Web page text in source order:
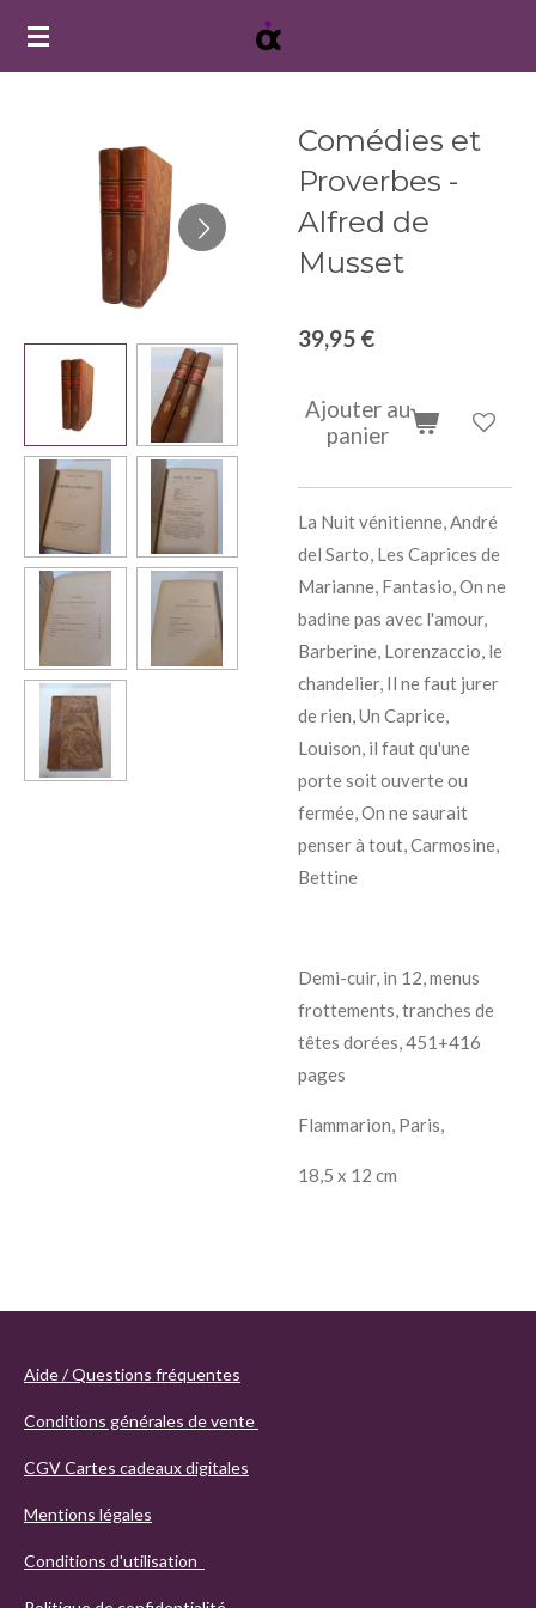
Passer
Comédies et
Proverbes -
Alfred de
Musset
39,95 €
Ajouter au
panier
La Nuit vénitienne, André
del Sarto, Les Caprices de
Marianne, Fantasio, On ne
badine pas avec l'amour,
Barberine, Lorenzaccio, le
chandelier, Il ne faut jurer
de rien, Un Caprice,
Louison, il faut qu'une
porte soit ouverte ou
fermée, On ne saurait
penser à tout, Carmosine,
Bettine
Demi-cuir, in 12, menus
frottements, tranches de
têtes dorées, 451+416
pages
Flammarion, Paris,
18,5 x 12 cm
Aide / Questions fréquentes
Conditions générales de vente
CGV Cartes cadeaux digitales
Mentions légales
Conditions d'utilisation